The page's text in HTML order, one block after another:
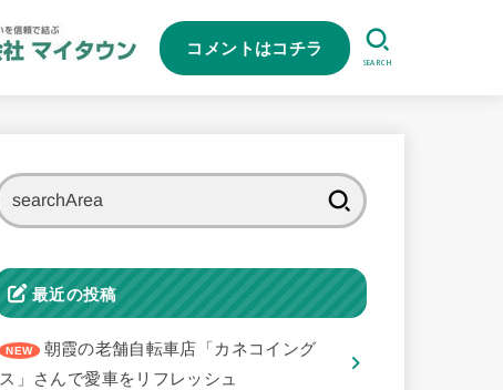
コメントはコチラ
SEARCH
最近の投稿
朝霞の老舗自転車店「カネコイング
ス」さんで愛車をリフレッシュ